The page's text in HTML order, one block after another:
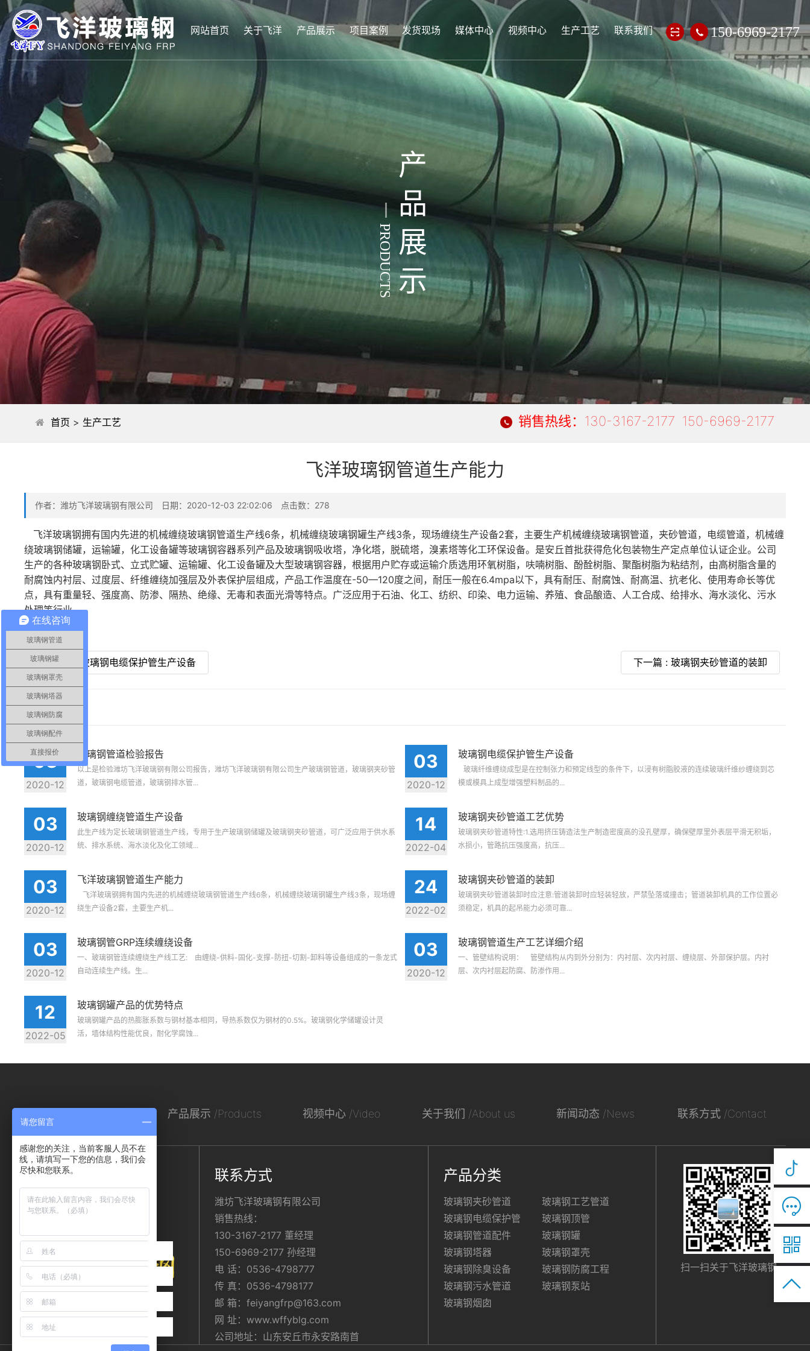
150-6969-2177
网站首页 关于飞洋 产品展示 项目案例 发货现场 媒体中心 视频中心 生产工艺 联系我们
PRODUCTS
产
品
展
示
销售热线：130-3167-2177 150-6969-2177
首页 > 生产工艺
飞洋玻璃钢管道生产能力
作者：潍坊飞洋玻璃钢有限公司 日期：2020-12-03 22:02:06 点击数： 278
飞洋玻璃钢拥有国内先进的机械缠绕玻璃钢管道生产线6条，机械缠绕玻璃钢罐生产线3条，现场缠绕生产设备2套，主要生产机械缠绕玻璃钢管道，夹砂管道，电缆管道，机械缠
绕玻璃钢储罐，运输罐，化工设备罐等玻璃钢容器系列产品及玻璃钢吸收塔，净化塔，脱硫塔，溴素塔等化工环保设备。是安丘首批获得危化包装物生产定点单位认证企业。公司
生产的各种玻璃钢卧式、立式贮罐、运输罐、化工设备罐及大型玻璃钢容器，根据用户贮存或运输介质选用环氧树脂，呋喃树脂、酚酫树脂、聚酯树脂为粘结剂，由高树脂含量的
耐腐蚀内衬层、过度层、纤维缠绕加强层及外表保护层组成，产品工作温度在-50—120度之间，耐压一般在6.4mpa以下，具有耐压、耐腐蚀、耐高温、抗老化、使用寿命长等优
点，具有重量轻、强度高、防渗、隔热、绝缘、无毒和表面光滑等特点。广泛应用于石油、化工、纺织、印染、电力运输、养殖、食品酿造、人工合成、给排水、海水淡化、污水
处理等行业。
上一篇 : 玻璃钢电缆保护管生产设备 下一篇 : 玻璃钢夹砂管道的装卸
相关信息
03
2020-12
玻璃钢管道检验报告
以上是检验潍坊飞洋玻璃钢有限公司报告，潍坊飞洋玻璃钢有限公司生产玻璃钢管道，玻璃钢夹砂管
道，玻璃钢电缆管道，玻璃钢排水管...
03
2020-12
玻璃钢电缆保护管生产设备
玻璃纤维缠绕成型是在控制张力和预定线型的条件下，以浸有树脂胶液的连续玻璃纤维纱缠绕到芯
模或模具上成型增强塑料制品的...
03
2020-12
玻璃钢缠绕管道生产设备
此生产线为定长玻璃钢管道生产线，专用于生产玻璃钢储罐及玻璃钢夹砂管道，可广泛应用于供水系
统、排水系统、海水淡化及化工领域...
14
2022-04
玻璃钢夹砂管道工艺优势
玻璃钢夹砂管道特性:1.选用挤压铸造法生产制造密度高的没孔壁厚，确保壁厚里外表层平滑无积垢，
水损小，管路抗压强度高，抗压...
03
2020-12
飞洋玻璃钢管道生产能力
飞洋玻璃钢拥有国内先进的机械缠绕玻璃钢管道生产线6条，机械缠绕玻璃钢罐生产线3条，现场缠
绕生产设备2套，主要生产机...
24
2022-02
玻璃钢夹砂管道的装卸
玻璃钢夹砂管道装卸时应注意:管道装卸时应轻装轻放，严禁坠落或撞击；管道装卸机具的工作位置必
须稳定，机具的起吊能力必须可靠...
03
2020-12
玻璃钢管GRP连续缠绕设备
一、玻璃钢管连续缠绕生产线工艺: 由缠绕-供料-固化-支撑-防扭-切割-卸料等设备组成的一条龙式
自动连续生产线。生...
03
2020-12
玻璃钢管道生产工艺详细介绍
一、管壁结构说明： 管壁结构从内到外分别为：内衬层、次内衬层、缠绕层、外部保护层。内衬
层、次内衬层起防腐、防渗作用...
12
2022-05
玻璃钢罐产品的优势特点
玻璃钢罐产品的热膨胀系数与钢材基本相同，导热系数仅为钢材的0.5%。玻璃钢化学储罐设计灵
活，墙体结构性能优良，耐化学腐蚀...
产品展示 /Products 视频中心 /Video 关于我们 /About us 新闻动态 /News 联系方式 /Contact
联系方式
潍坊飞洋玻璃钢有限公司
销售热线：
130-3167-2177 董经理
150-6969-2177 孙经理
电 话：0536-4798777
传 真：0536-4798177
邮 箱：feiyangfrp@163.com
网 址：www.wffyblg.com
公司地址：山东安丘市永安路南首
产品分类
玻璃钢夹砂管道
玻璃钢工艺管道
玻璃钢电缆保护管
玻璃钢顶管
玻璃钢管道配件
玻璃钢罐
玻璃钢塔器
玻璃钢罩壳
玻璃钢除臭设备
玻璃钢防腐工程
玻璃钢污水管道
玻璃钢泵站
玻璃钢烟囱
扫一扫关于飞洋玻璃钢



在线咨询
玻璃钢管道
玻璃钢罐
玻璃钢罩壳
玻璃钢塔器
玻璃钢防腐
玻璃钢配件
直接报价
请您留言
感谢您的关注，当前客服人员不在
线，请填写一下您的信息，我们会
尽快和您联系。